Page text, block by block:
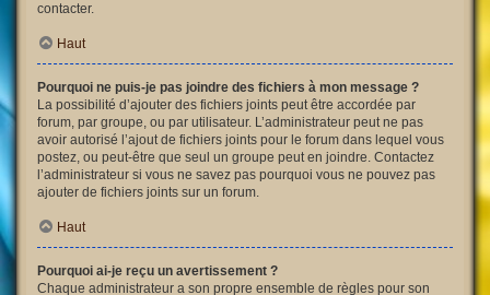
contacter.
Haut
Pourquoi ne puis-je pas joindre des fichiers à mon message ?
La possibilité d’ajouter des fichiers joints peut être accordée par
forum, par groupe, ou par utilisateur. L’administrateur peut ne pas
avoir autorisé l’ajout de fichiers joints pour le forum dans lequel vous
postez, ou peut-être que seul un groupe peut en joindre. Contactez
l’administrateur si vous ne savez pas pourquoi vous ne pouvez pas
ajouter de fichiers joints sur un forum.
Haut
Pourquoi ai-je reçu un avertissement ?
Chaque administrateur a son propre ensemble de règles pour son